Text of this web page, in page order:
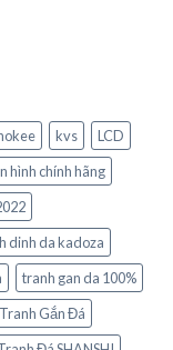
kvs
LCD
hình chính hãng
dinh da kadoza
tranh gan da 100%
Tranh Gắn Đá